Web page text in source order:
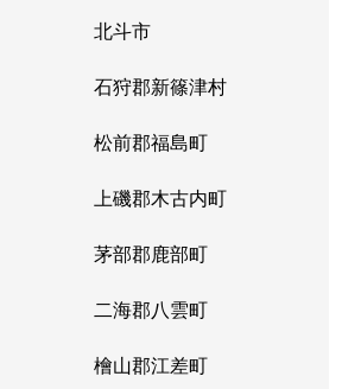
北斗市
石狩郡新篠津村
松前郡福島町
上磯郡木古内町
茅部郡鹿部町
二海郡八雲町
檜山郡江差町